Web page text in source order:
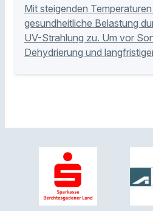
Mit steigenden
gesundheitliche Belastung
UV-Strahlung zu. Um vor
Dehydrierung und